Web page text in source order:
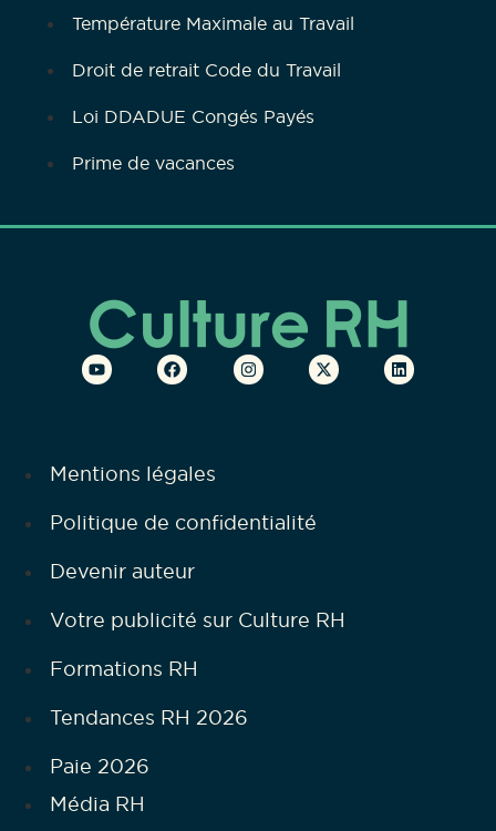
Température Maximale au Travail
Droit de retrait Code du Travail
Loi DDADUE Congés Payés
Prime de vacances
Mentions légales
Politique de confidentialité
Devenir auteur
Votre publicité sur Culture RH
Formations RH
Tendances RH 2026
Paie 2026
Média RH